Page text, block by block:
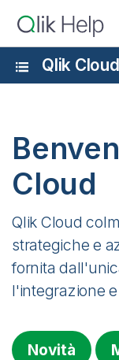
Qlik Cloud
Cloud
Qlik Cloud
strategiche e
fornita
l'integrazione
Novità